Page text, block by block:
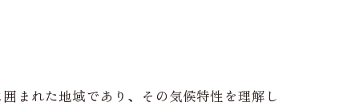
まれた地域であり、その気候特性を理解し